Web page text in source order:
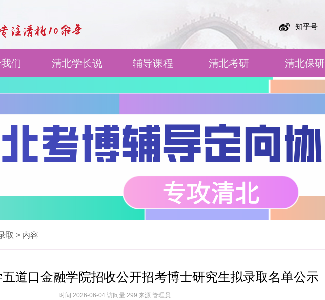
知乎号
们 清北学长说 辅导课程 清北考研 清北保研
取 > 内容
道口金融学院招收公开招考博士研究生拟录取名单公示
时间:2026-06-04 访问量:299 来源:管理员